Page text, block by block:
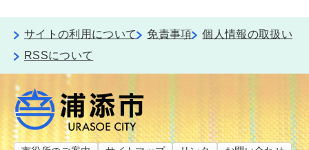
サイトの利用について 免責事項
個人情報の取扱い
RSSについて